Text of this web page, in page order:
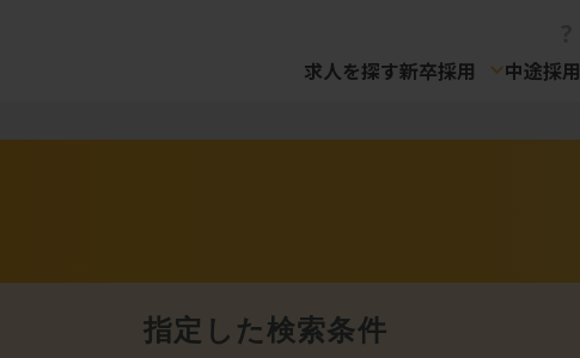
求人を探す新卒採用 中途採用
指定した検索条件